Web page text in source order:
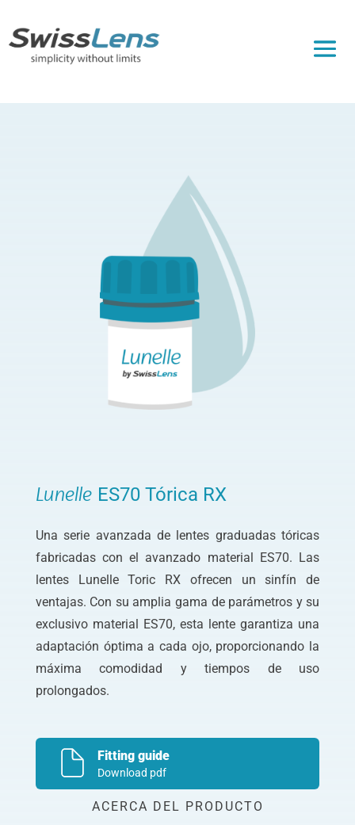
Lunelle ES70 Tórica RX
Una serie avanzada de lentes graduadas tóricas
fabricadas con el avanzado material ES70. Las
lentes Lunelle Toric RX ofrecen un sinfín de
ventajas. Con su amplia gama de parámetros y su
exclusivo material ES70, esta lente garantiza una
adaptación óptima a cada ojo, proporcionando la
máxima comodidad y tiempos de uso
prolongados.
Fitting guide
Download pdf
ACERCA DEL PRODUCTO